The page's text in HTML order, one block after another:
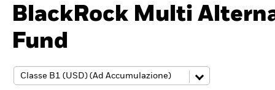
BlackRock Multi
Fund